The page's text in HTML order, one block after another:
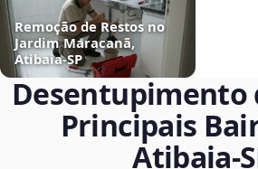
Remoção de Restos no
Jardim Maracanã,
Atibaia‑SP
Desentupimento
Principais